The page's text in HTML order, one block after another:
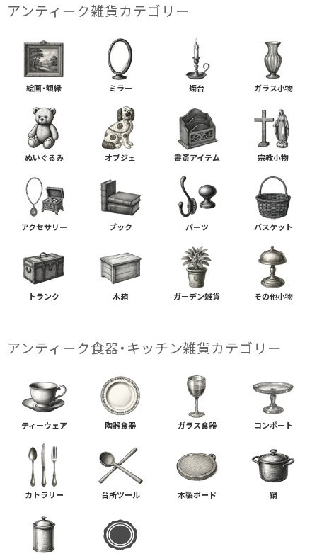
アンティーク雑貨カテゴリー
絵画・額縁 ミラー 燭台 ガラス小物
ぬいぐるみ オブジェ 書斎アイテム 宗教小物
アクセサリー ブック パーツ バスケット
トランク 木箱 ガーデン雑貨 その他小物
アンティーク食器・キッチン雑貨カテゴリー
ティーウェア 陶器食器 ガラス食器 コンポート
カトラリー 台所ツール 木製ボード 鍋